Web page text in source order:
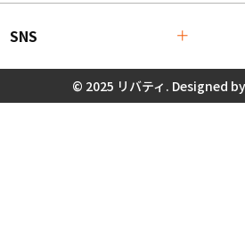
SNS
© 2025 リバティ. Designed by